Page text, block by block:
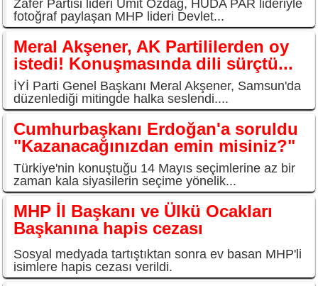
Zafer Partisi lideri Ümit Özdağ, HÜDA PAR lideriyle
fotoğraf paylaşan MHP lideri Devlet...
Meral Akşener, AK Partililerden oy
istedi! Konuşmasında dili sürçtü...
İYİ Parti Genel Başkanı Meral Akşener, Samsun'da
düzenlediği mitingde halka seslendi....
Cumhurbaşkanı Erdoğan'a soruldu
"Kazanacağınızdan emin misiniz?"
Türkiye'nin konuştuğu 14 Mayıs seçimlerine az bir
zaman kala siyasilerin seçime yönelik...
MHP İl Başkanı ve Ülkü Ocakları
Başkanına hapis cezası
Sosyal medyada tartıştıktan sonra ev basan MHP'li
isimlere hapis cezası verildi.